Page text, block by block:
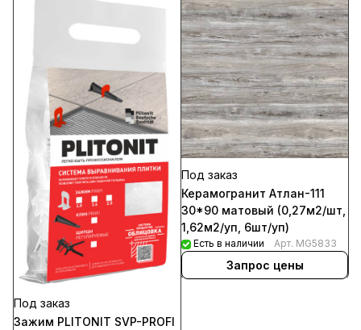
Под заказ
Зажим PLITONIT SVP-PROFI
Под заказ
Керамогранит Атлан-111
30*90 матовый (0,27м2/шт,
1,62м2/уп, 6шт/уп)
Есть в наличии Арт. MG5833
Запрос цены